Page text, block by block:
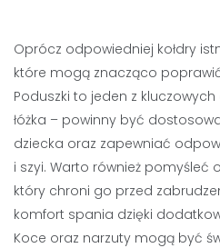
Oprócz odpowiedniej kołdry
które mogą znacząco
Poduszki to jeden z
łóżka – powinny być
dziecka oraz zapewniać
i szyi. Warto również
który chroni go przed
komfort spania dzięki
Koce oraz narzuty mogą być